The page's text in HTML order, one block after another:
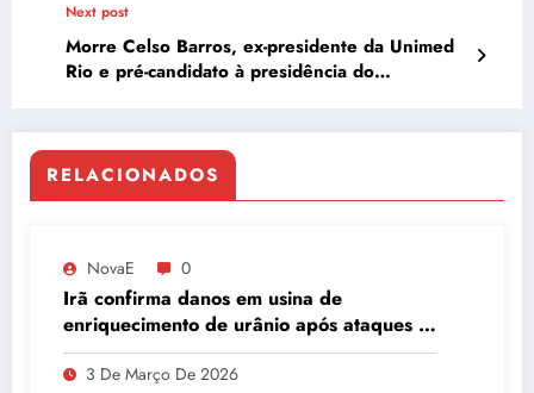
Next post
Morre Celso Barros, ex-presidente da Unimed
Rio e pré-candidato à presidência do
RELACIONADOS
NovaE 0
Irã confirma danos em usina de
enriquecimento de urânio após ataques e
embaixador evita detalhes sobre
quantidade de urânio enriquecido
3 De Março De 2026